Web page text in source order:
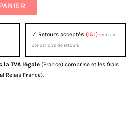
✓ Retours acceptés (15J) voir les
conditions de retours
la TVA légale (France) comprise et les frais
Relais France).